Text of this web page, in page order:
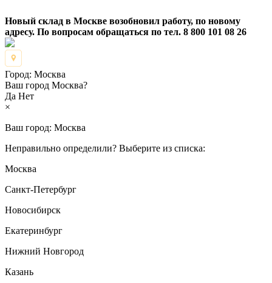
Новый склад в Москве возобновил работу, по новому
адресу. По вопросам обращаться по тел. 8 800 101 08 26
Город: Москва
Ваш город Москва?
Да Нет
×
Ваш город: Москва
Неправильно определили? Выберите из списка:
Москва
Санкт-Петербург
Новосибирск
Екатеринбург
Нижний Новгород
Казань